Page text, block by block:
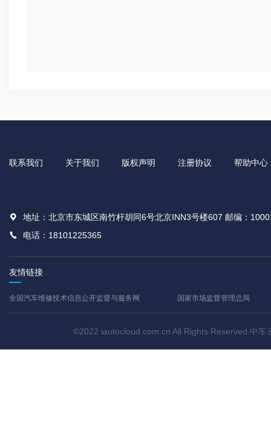
联系我们 关于我们 版权声明 注册协议 帮助中心
地址：北京市东城区南竹杆胡同6号北京INN3号楼607 邮编：
电话：18101225365
友情链接
全国汽车维修技术信息公开监督与服务网 国家市场监督管理总局
©2022 iautocloud.com.cn All Rights Reserved.中